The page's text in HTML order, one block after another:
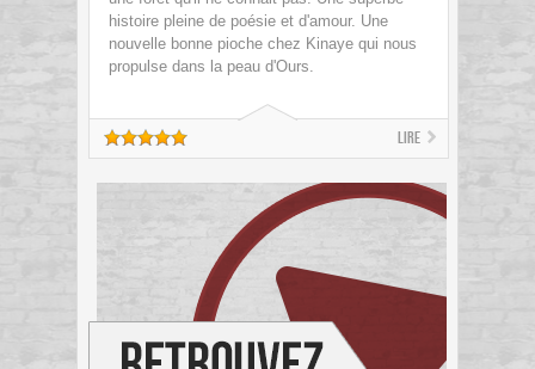
histoire pleine de poésie et d'amour. Une
nouvelle bonne pioche chez Kinaye qui nous
propulse dans la peau d'Ours.
Lire